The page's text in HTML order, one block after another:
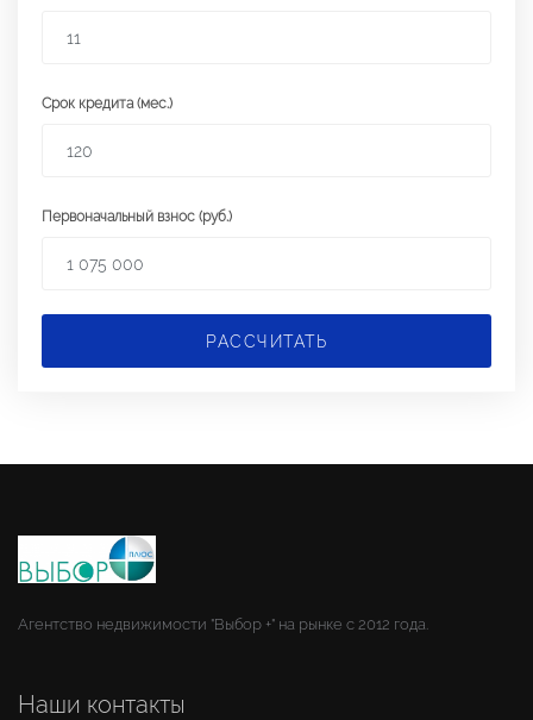
Срок кредита (мес.)
Первоначальный взнос (руб.)
РАССЧИТАТЬ
Агентство недвижимости "Выбор +" на рынке с 2012 года.
Наши контакты